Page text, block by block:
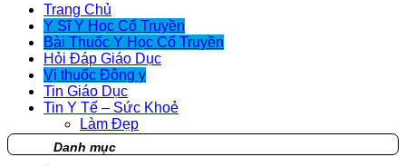
Trang Chủ
Y Sĩ Y Học Cổ Truyền
Bài Thuốc Y Học Cổ Truyền
Hỏi Đáp Giáo Dục
Vị thuốc Đông y
Tin Giáo Dục
Tin Y Tế – Sức Khoẻ
Làm Đẹp
Danh mục